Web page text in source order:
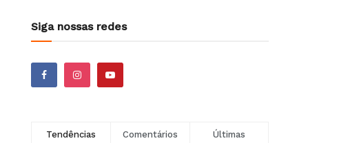
Siga nossas redes
Tendências Comentários Últimas